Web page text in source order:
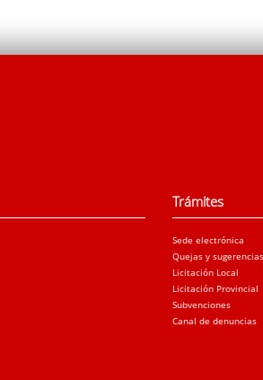
Trámites
Sede electrónica
Quejas y sugerencias
Licitación Local
Licitación Provincial
Subvenciones
Canal de denuncias